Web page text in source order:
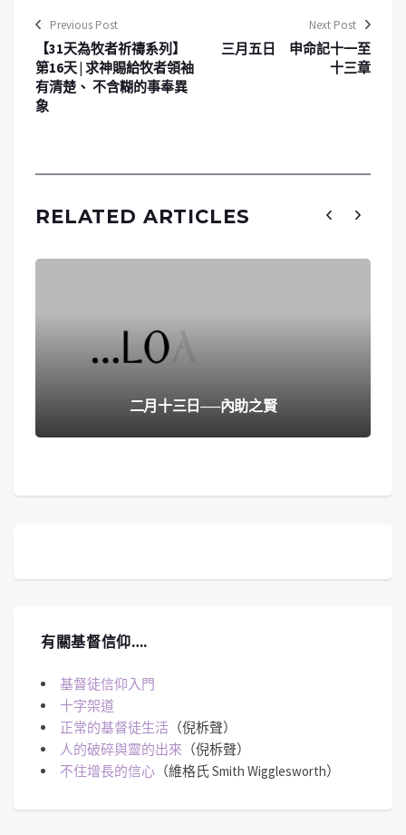
Previous Post
【31天為牧者祈禱系列】
第16天 | 求神賜給牧者領袖
有清楚、 不含糊的事奉異
象
Next Post
三月五日 申命記十一至
十三章
RELATED ARTICLES
二月十三日──內助之賢
有關基督信仰….
基督徒信仰入門
十字架道
正常的基督徒生活 （倪柝聲）
人的破碎與靈的出來 （倪柝聲）
不住增長的信心 （維格氏 Smith Wigglesworth）